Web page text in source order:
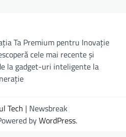
Ta Premium pentru Inovație
cele mai recente și
la gadget-uri inteligente la
Tech | Newsbreak
byWordPress.